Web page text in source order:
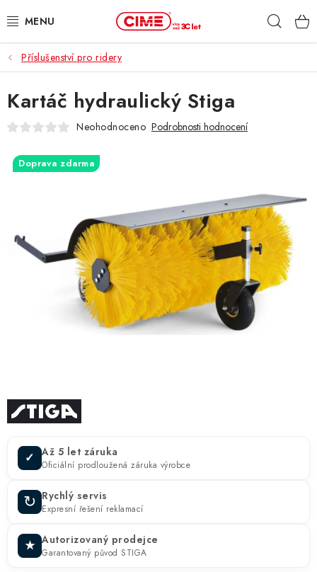
na
ZAHRADA, LES
DÍLNA, STAVBA
MILWAUKEE
ELEKTROMOBILITA
PRODEJNY
ODSTOUPENÍ OD SMLOUVY
EXPEDICE ZBOŽÍ
Příslušenství pro ridery
✓ Až 5 let záruka
Oficiální prodloužená záruka výrobce
↻ Rychlý servis
Expresní řešení reklamací
★ Autorizovaný prodejce
Garantovaný původ STIGA
Kartáč hydraulický Stiga
Neohodnoceno Podrobnosti hodnocení
Doprava zdarma